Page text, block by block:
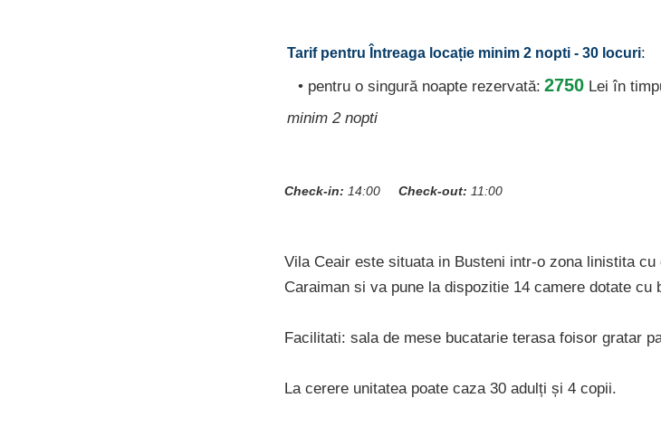
Tarif pentru Întreaga locație minim 2 nopti - 30 locuri:
• pentru o singură noapte rezervată: 2750 Lei în
minim 2 nopti
Check-in: 14:00 Check-out: 11:00
Vila Ceair este situata in Busteni intr-o zona linistita
Caraiman si va pune la dispozitie 14 camere dotate cu
Facilitati: sala de mese bucatarie terasa foisor gratar
La cerere unitatea poate caza 30 adulți și 4 copii.